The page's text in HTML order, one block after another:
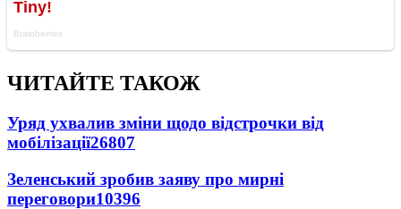
ЧИТАЙТЕ ТАКОЖ
Уряд ухвалив зміни щодо відстрочки від
мобілізації26807
Зеленський зробив заяву про мирні
переговори10396